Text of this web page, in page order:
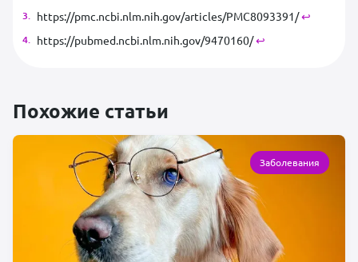
https://pmc.ncbi.nlm.nih.gov/articles/PMC8093391/↩︎
https://pubmed.ncbi.nlm.nih.gov/9470160/↩︎
Похожие статьи
Заболевания